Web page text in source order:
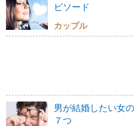
ピソード
カップル
男が結婚したい女
７つ